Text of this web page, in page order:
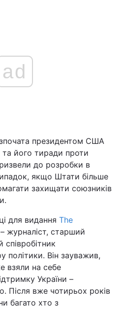
Світ
Наука
Лайт
Туризм
Погода
Регіони
ad
президентом США
та його тиради проти
до розробки в
якщо Штати більше
захищати союзників
для видання The
журналіст, старший
політики. Він зауважив,
взяли на себе
України –
Після вже чотирьох років
багато хто з